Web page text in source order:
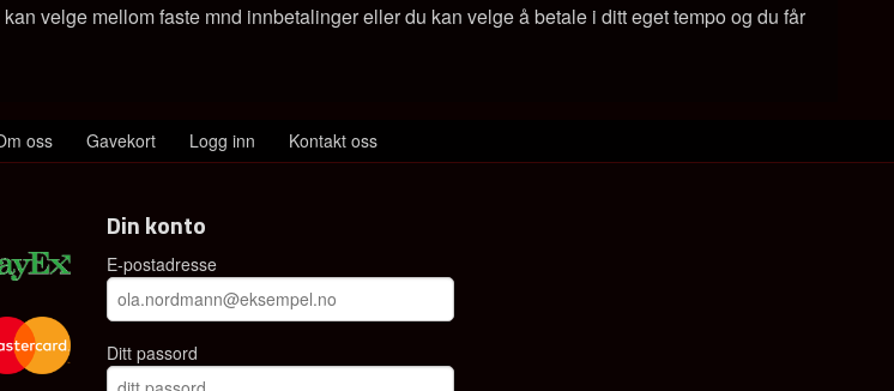
velge mellom faste mnd innbetalinger eller du kan velge å betale i ditt eget tempo og du får
oss Gavekort Logg inn Kontakt oss
Din konto
E-postadresse
Ditt passord